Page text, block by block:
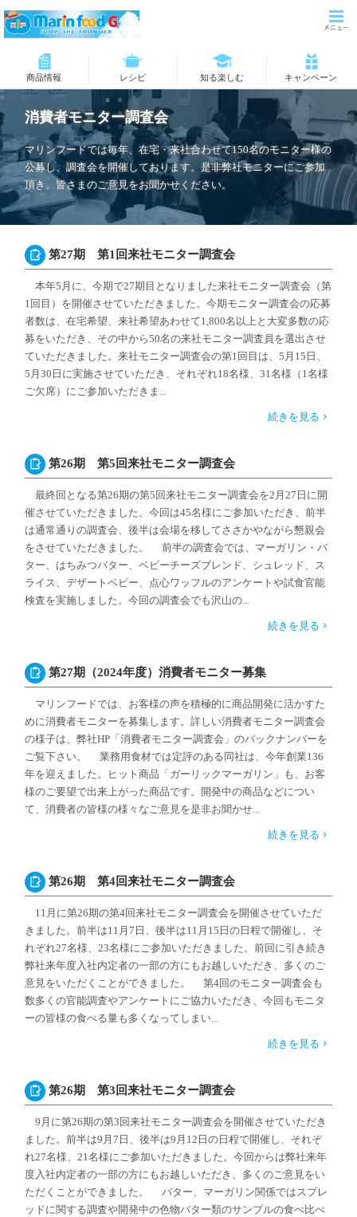
商品情報 レシピ 知る楽しむ キャンペーン
消費者モニター調査会
マリンフードでは毎年、在宅・来社合わせて150名のモニター様の
公募し、調査会を開催しております。是非弊社モニターにご参加
頂き、皆さまのご意見をお聞かせください。
第27期 第1回来社モニター調査会
本年5月に、今期で27期目となりました来社モニター調査会（第
1回目）を開催させていただきました。今期モニター調査会の応募
者数は、在宅希望、来社希望あわせて1,800名以上と大変多数の応
募をいただき、その中から50名の来社モニター調査員を選出させ
ていただきました。来社モニター調査会の第1回目は、5月15日、
5月30日に実施させていただき、それぞれ18名様、31名様（1名様
ご欠席）にご参加いただきま...
続きを見る
第26期 第5回来社モニター調査会
最終回となる第26期の第5回来社モニター調査会を2月27日に開
催させていただきました。今回は45名様にご参加いただき、前半
は通常通りの調査会、後半は会場を移してささかやながら懇親会
をさせていただきました。 前半の調査会では、マーガリン・バ
ター、はちみつバター、ベビーチーズブレンド、シュレッド、ス
ライス、デザートベビー、点心ワッフルのアンケートや試食官能
検査を実施しました。今回の調査会でも沢山の...
続きを見る
第27期（2024年度）消費者モニター募集
マリンフードでは、お客様の声を積極的に商品開発に活かすた
めに消費者モニターを募集します。詳しい消費者モニター調査会
の様子は、弊社HP「消費者モニター調査会」のバックナンバーを
ご覧下さい。 業務用食材では定評のある同社は、今年創業136
年を迎えました。ヒット商品「ガーリックマーガリン」も、お客
様のご要望で出来上がった商品です。開発中の商品などについ
て、消費者の皆様の様々なご意見を是非お聞かせ...
続きを見る
第26期 第4回来社モニター調査会
11月に第26期の第4回来社モニター調査会を開催させていただ
きました。前半は11月7日、後半は11月15日の日程で開催し、そ
れぞれ27名様、23名様にご参加いただきました。前回に引き続き
弊社来年度入社内定者の一部の方にもお越しいただき、多くのご
意見をいただくことができました。 第4回のモニター調査会も
数多くの官能調査やアンケートにご協力いただき、今回もモニタ
ーの皆様の食べる量も多くなってしまい...
続きを見る
第26期 第3回来社モニター調査会
9月に第26期の第3回来社モニター調査会を開催させていただき
ました。前半は9月7日、後半は9月12日の日程で開催し、それぞ
れ27名様、21名様にご参加いただきました。今回からは弊社来年
度入社内定者の一部の方にもお越しいただき、多くのご意見をい
ただくことができました。 バター、マーガリン関係ではスプレ
ッドに関する調査や開発中の色物バター類のサンプルの食べ比べ